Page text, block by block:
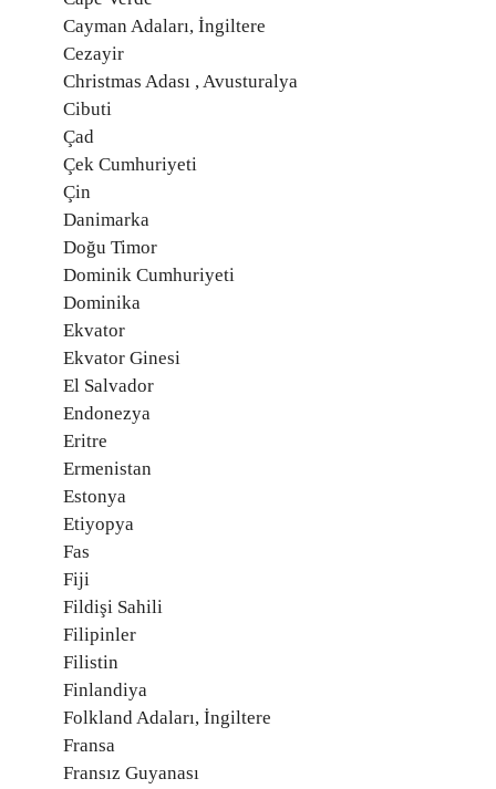
Cayman Adaları, İngiltere
Cezayir
Christmas Adası , Avusturalya
Cibuti
Çad
Çek Cumhuriyeti
Çin
Danimarka
Doğu Timor
Dominik Cumhuriyeti
Dominika
Ekvator
Ekvator Ginesi
El Salvador
Endonezya
Eritre
Ermenistan
Estonya
Etiyopya
Fas
Fiji
Fildişi Sahili
Filipinler
Filistin
Finlandiya
Folkland Adaları, İngiltere
Fransa
Fransız Guyanası